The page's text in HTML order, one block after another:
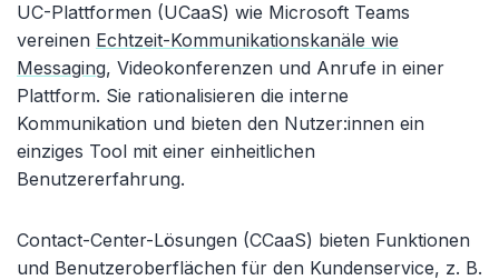
UC-Plattformen (UCaaS) wie Microsoft Teams
vereinen Echtzeit-Kommunikationskanäle wie
Messaging, Videokonferenzen und Anrufe in einer
Plattform. Sie rationalisieren die interne
Kommunikation und bieten den Nutzer:innen ein
einziges Tool mit einer einheitlichen
Benutzererfahrung.
Contact-Center-Lösungen (CCaaS) bieten Funktionen
und Benutzeroberflächen für den Kundenservice, z. B.